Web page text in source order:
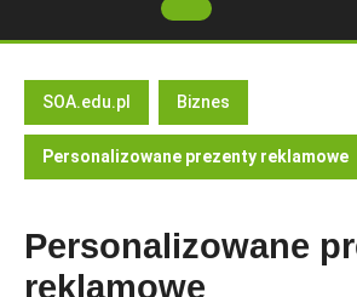
Open
Button
SOA.edu.pl Biznes
Personalizowane prezenty reklamowe
Personalizowane
reklamowe